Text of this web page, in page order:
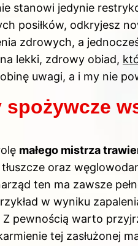
stanowi jedynie
posiłków, odkryjesz
zdrowych, a
lekki, zdrowy obiad,
uwagi, a i my nie
małego mistrza
oraz
ten ma zawsze
w wyniku
pewnością warto
tej zasłużonej